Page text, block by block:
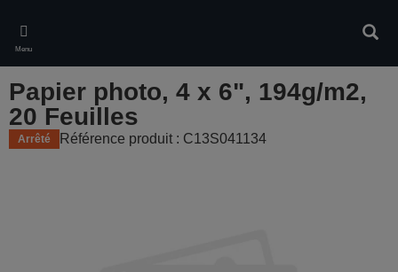
main
content
Menu
Papier photo, 4 x 6", 194g/m2,
20 Feuilles
Arrêté Référence produit : C13S041134